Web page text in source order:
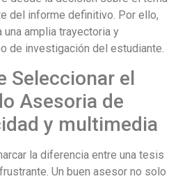
del informe definitivo. Por ello,
amplia trayectoria y
de investigación del estudiante.
Seleccionar el
Asesoria de
y multimedia
la diferencia entre una tesis
Un buen asesor no solo